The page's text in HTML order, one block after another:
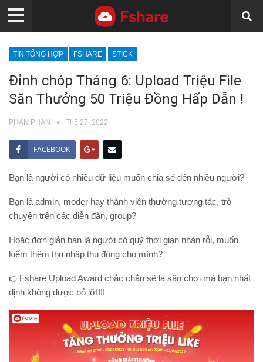
TIN TỔNG HỢP FSHARE STICK
Đỉnh chóp Tháng 6: Upload Triệu File
Săn Thưởng 50 Triệu Đồng Hấp Dẫn !
PHAN PHAN Th5 27, 2022
FACEBOOK
Bạn là người có nhiều dữ liệu muốn chia sẻ đến nhiều người?
Bạn là admin, moder hay thành viên thường tương tác, trò
chuyện trên các diễn đàn, group?
Hoặc đơn giản bạn là người có quỹ thời gian nhàn rỗi, muốn
kiếm thêm thu nhập thụ động cho mình?
👉Fshare Upload Award chắc chắn sẽ là sân chơi mà bạn nhất
định không được bỏ lỡ!!!!